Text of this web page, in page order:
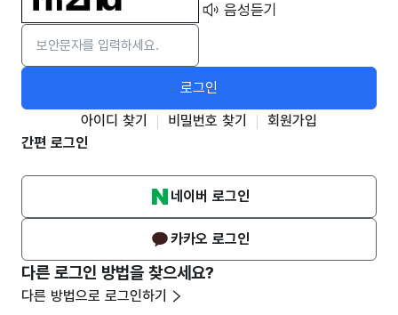
음성듣기
로그인
아이디 찾기
비밀번호 찾기
회원가입
간편 로그인
네이버 로그인
카카오 로그인
다른 로그인 방법을 찾으세요?
다른 방법으로 로그인하기